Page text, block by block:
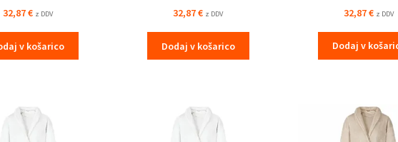
32,87€ z DDV
v košarico
32,87€ z DDV
Dodaj v košarico
32,87€ z DDV
Dodaj v